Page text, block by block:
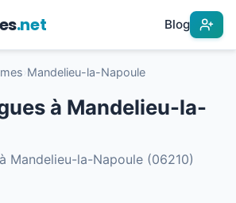
.net Blog
Mandelieu-la-Napoule
à Mandelieu-la-
Mandelieu-la-Napoule (06210)